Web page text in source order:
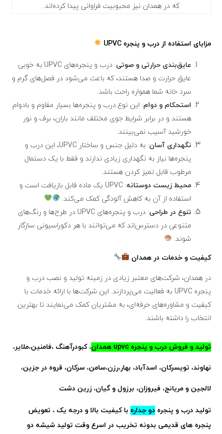
که در همدان نیز محبوبیت فراوانی پیدا کرده‌اند.
مزایای استفاده از درب و پنجره UPVC
عایق‌بندی حرارتی و صوتی
: درب و پنجره‌های UPVC به خوبی
عایق حرارت و صدا هستند، که باعث می‌شود در فصل‌های گرم و
سرد خانه شما همواره راحت باشد.
استحکام و دوام: این نوع درب و پنجره‌ها بسیار مقاوم و بادوام
هستند و در برابر شرایط جوی مختلف مانند باران، برف و نور
خورشید آسیب نمی‌بینند.
نگهداری آسان
: به دلیل جنس و ساختار UPVC، این درب و
پنجره‌ها نیاز به نگهداری زیادی ندارند و فقط با یک دستمال
مرطوب قابل تمیز کردن هستند.
محیط زیست دوستانه
: UPVC یک ماده قابل بازیافت است و
استفاده از آن به کاهش آلودگی کمک می‌کند.
تنوع در طراحی
: درب و پنجره‌های UPVC در طرح‌ها و رنگ‌های
متنوعی در دسترس‌اند که می‌توانند با هر دکوراسیونی سازگار
شوند.
کیفیت و خدمات در همدان
در همدان، شرکت‌های معتبر زیادی در زمینه تولید و نصب درب و
پنجره UPVC به فعالیت می‌پردازند. این شرکت‌ها با ارائه خدمات با
کیفیت و مشاوره‌های حرفه‌ای، به مشتریان کمک می‌نمایند تا بهترین
انتخاب را داشته باشند.
تولید و فروش درب و پنجره upvc همدان ، کبودرآهنگ ،فامنین،ملایر،
نهاوند، تویسرکان، اسدآباد، بهار،رزن،سامن، سرکان، قروه در جزین،
لالجین و مریانج، فیروزان، برزول و گیان، زرین دشت
تولیددرب و پنجره دو جداره با کیفیت بالا و درجه‌ یک ، تعویض
پنجره های قدیمی بدونه تخریب در اسرع وقت تولید شیشه دو